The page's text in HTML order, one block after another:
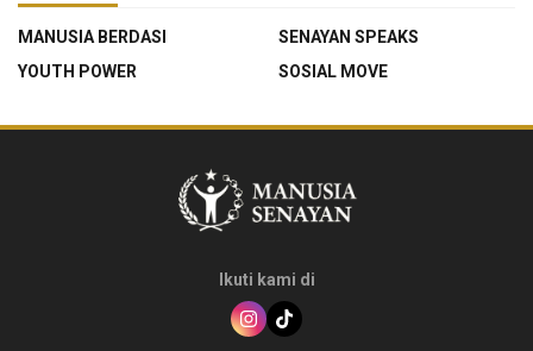
MANUSIA BERDASI
SENAYAN SPEAKS
YOUTH POWER
SOSIAL MOVE
Ikuti kami di